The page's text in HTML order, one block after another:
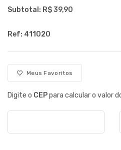
Subtotal: R$39,90
Ref: 411020
Meus Favoritos
Digite o CEPpara calcular o valor